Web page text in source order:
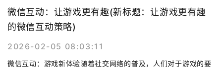
微信互动：让游戏更有趣(新标题：让游戏更有趣
的微信互动策略)
2026-02-05 08:03:11
微信互动：游戏新体验随着社交网络的普及，人们对于游戏的要